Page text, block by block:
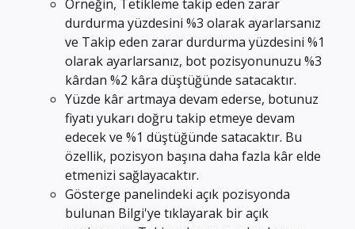
Örneğin, Tetikleme takip eden zarar
durdurma yüzdesini %3 olarak ayarlarsanız
ve Takip eden zarar durdurma yüzdesini %1
olarak ayarlarsanız, bot pozisyonunuzu %3
kârdan %2 kâra düştüğünde satacaktır.
Yüzde kâr artmaya devam ederse, botunuz
fiyatı yukarı doğru takip etmeye devam
edecek ve %1 düştüğünde satacaktır. Bu
özellik, pozisyon başına daha fazla kâr elde
etmenizi sağlayacaktır.
Gösterge panelindeki açık pozisyonda
bulunan Bilgi'ye tıklayarak bir açık